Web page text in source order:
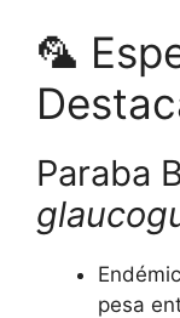
🦜
Paraba
pesa